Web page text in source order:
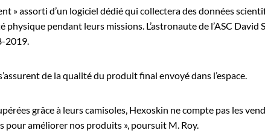
» assorti d’un logiciel dédié qui collectera des données
pendant leurs missions. L’astronaute de l’ASC
2019.
de la qualité du produit final envoyé dans l’espace.
grâce à leurs camisoles, Hexoskin ne compte pas les
pour améliorer nos produits », poursuit M. Roy.